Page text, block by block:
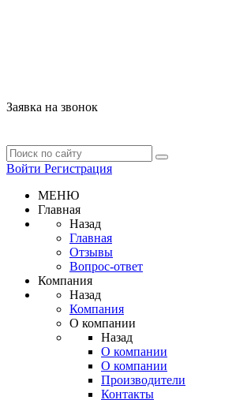
Заявка на звонок
Войти Регистрация
МЕНЮ
Главная
Назад
Главная
Отзывы
Вопрос-ответ
Компания
Назад
Компания
О компании
Назад
О компании
О компании
Производители
Контакты